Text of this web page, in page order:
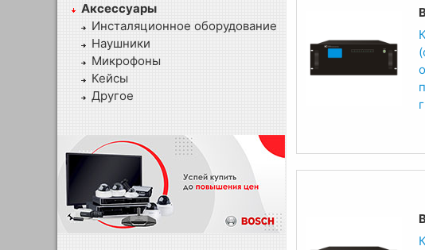
Аксессуары
Инсталяционное оборудование
Наушники
Микрофоны
Кейсы
Другое